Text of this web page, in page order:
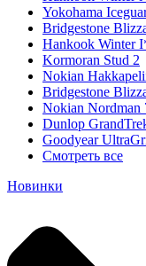
Yokohama
Bridgestone
Hankook Winter
Kormoran Stud 2
Nokian
Bridgestone
Nokian Nordman
Dunlop
Goodyear
Смотреть все
Новинки